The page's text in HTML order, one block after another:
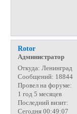
Rotor
Администратор
Откуда: Ленинград
Сообщений: 18844
Провел на форуме:
1 год 5 месяцев
Последний визит:
Сегодня 00:49:07